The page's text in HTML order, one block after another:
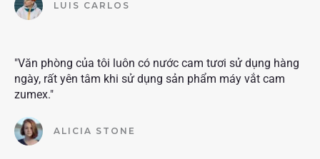
LUIS CARLOS
"Văn phòng của tôi luôn có nước cam tươi sử dụng hàng
ngày, rất yên tâm khi sử dụng sản phẩm máy vắt cam
zumex."
ALICIA STONE